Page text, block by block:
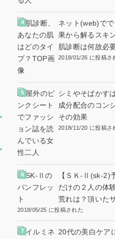
ネット(web)で
果から解るスキ
肌診断は何故必
2018/01/26 に投稿さ
シミやそばかす
成分配合のコン
その効果
2018/11/20 に投稿さ
【ＳＫ-Ⅱ(sk-2)
だけの２人の体
荒れは？頂いた
2018/05/25 に投稿された
20代の美白ケア